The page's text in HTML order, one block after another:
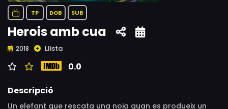
TP DOB SUB
Herois amb cua
2018 Llista
0.0
Descripció
Un elefant que rescata una noia quan es produeix un